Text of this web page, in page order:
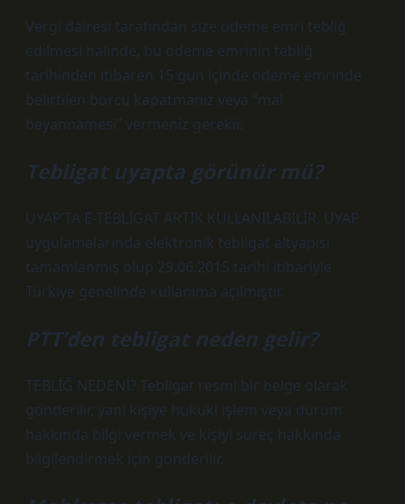
Vergi dairesi tarafından size ödeme emri tebliğ
edilmesi halinde, bu ödeme emrinin tebliğ
tarihinden itibaren 15 gün içinde ödeme emrinde
belirtilen borcu kapatmanız veya “mal
beyannamesi” vermeniz gerekir.
Tebligat uyapta görünür mü?
UYAP’TA E-TEBLİGAT ARTIK KULLANILABİLİR. UYAP
uygulamalarında elektronik tebligat altyapısı
tamamlanmış olup 29.06.2015 tarihi itibariyle
Türkiye genelinde kullanıma açılmıştır.
PTT’den tebligat neden gelir?
TEBLİĞ NEDENİ? Tebligat resmi bir belge olarak
gönderilir, yani kişiye hukuki işlem veya durum
hakkında bilgi vermek ve kişiyi süreç hakkında
bilgilendirmek için gönderilir.